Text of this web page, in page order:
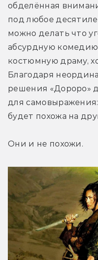
обделённая
под любое
можно делать что
абсурдную
костюмную драму,
Благодаря
решения «Дороро»
для
будет похожа на
Они и не похожи.